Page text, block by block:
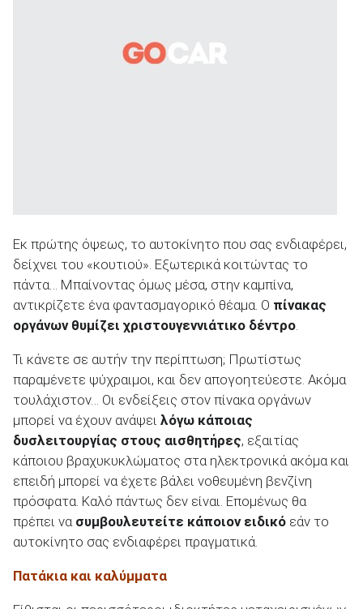
Εκ πρώτης όψεως, το αυτοκίνητο που σας ενδιαφέρει,
δείχνει του «κουτιού». Εξωτερικά κοιτώντας το
πάντα… Μπαίνοντας όμως μέσα, στην καμπίνα,
αντικρίζετε ένα φαντασμαγορικό θέαμα. Ο πίνακας
οργάνων θυμίζει χριστουγεννιάτικο δέντρο.
Τι κάνετε σε αυτήν την περίπτωση; Πρωτίστως
παραμένετε ψύχραιμοι, και δεν απογοητεύεστε. Ακόμα
τουλάχιστον… Οι ενδείξεις στον πίνακα οργάνων
μπορεί να έχουν ανάψει λόγω κάποιας
δυσλειτουργίας στους αισθητήρες, εξαιτίας
κάποιου βραχυκυκλώματος στα ηλεκτρονικά ακόμα και
επειδή μπορεί να έχετε βάλει νοθευμένη βενζίνη
πρόσφατα. Καλό πάντως δεν είναι. Επομένως θα
πρέπει να συμβουλευτείτε κάποιον ειδικό εάν το
αυτοκίνητο σας ενδιαφέρει πραγματικά.
Πατάκια και καλύμματα